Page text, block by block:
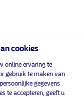
cookies
online ervaring te
gebruik te maken van
gegevens
te accepteren, geeft u